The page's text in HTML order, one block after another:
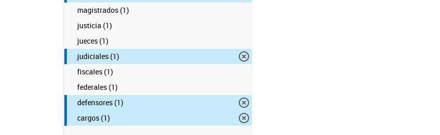
magistrados (1)
justicia (1)
jueces (1)
judiciales (1)
fiscales (1)
federales (1)
defensores (1)
cargos (1)